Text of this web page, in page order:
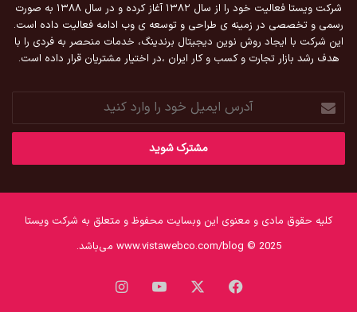
شرکت ویستا فعالیت خود را از سال ۱۳۸۲ آغاز کرده و در سال ۱۳۸۸ به صورت
رسمی و تخصصی در زمینه ی طراحی و توسعه ی وب ادامه فعالیت داده است.
این شرکت با ایجاد روش نوین دیجیتال برندینگ، خدمات منحصر به فردی را با
هدف رشد بازار تجارت و کسب و کار ایران ،در اختیار مشتریان قرار داده است.
آدرس
ایمیل
خود
وارد
کلیه حقوق مادی و معنوی این وبسایت محفوظ و متعلق به شرکت ویستا
www.vistawebco.com/blog © 2025 می‌باشد.
فیس یوتیوب